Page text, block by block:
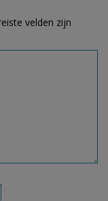
velden zijn